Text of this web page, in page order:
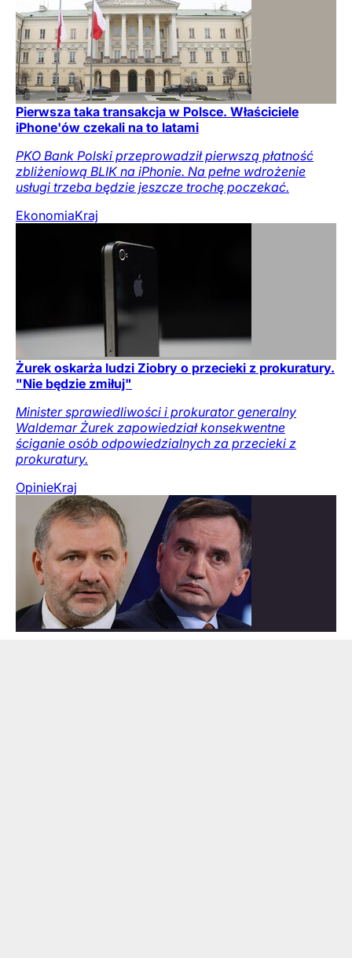
Pierwsza taka transakcja w Polsce. Właściciele
iPhone'ów czekali na to latami
PKO Bank Polski przeprowadził pierwszą płatność
zbliżeniową BLIK na iPhonie. Na pełne wdrożenie
usługi trzeba będzie jeszcze trochę poczekać.
EkonomiaKraj
Żurek oskarża ludzi Ziobry o przecieki z prokuratury.
"Nie będzie zmiłuj"
Minister sprawiedliwości i prokurator generalny
Waldemar Żurek zapowiedział konsekwentne
ściganie osób odpowiedzialnych za przecieki z
prokuratury.
OpinieKraj